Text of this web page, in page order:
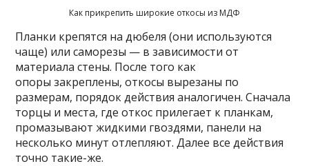
Как прикрепить широкие откосы из МДФ
Планки крепятся на дюбеля (они используются
чаще) или саморезы — в зависимости от
материала стены. После того как
опоры закреплены, откосы вырезаны по
размерам, порядок действия аналогичен. Сначала
торцы и места, где откос прилегает к планкам,
промазывают жидкими гвоздями, панели на
несколько минут отлепляют. Далее все действия
точно такие-же.